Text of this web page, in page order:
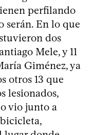
perfilando
En lo que
dos
Mele, y 11
Giménez, ya
otros 13 que
lesionados,
vio junto a